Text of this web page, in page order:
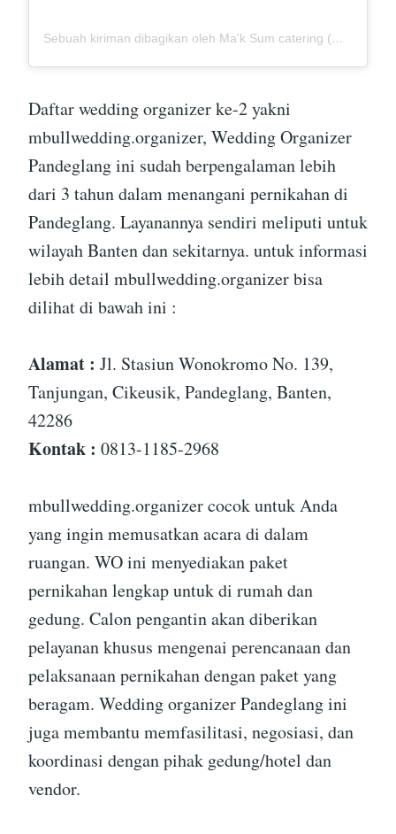
Sebuah kiriman dibagikan oleh Ma'k Sum catering (@mak_sumcatering)
Daftar wedding organizer ke-2 yakni
mbullwedding.organizer, Wedding Organizer
Pandeglang ini sudah berpengalaman lebih
dari 3 tahun dalam menangani pernikahan di
Pandeglang. Layanannya sendiri meliputi untuk
wilayah Banten dan sekitarnya. untuk informasi
lebih detail mbullwedding.organizer bisa
dilihat di bawah ini :
Alamat : Jl. Stasiun Wonokromo No. 139,
Tanjungan, Cikeusik, Pandeglang, Banten,
42286
Kontak : 0813-1185-2968
mbullwedding.organizer cocok untuk Anda
yang ingin memusatkan acara di dalam
ruangan. WO ini menyediakan paket
pernikahan lengkap untuk di rumah dan
gedung. Calon pengantin akan diberikan
pelayanan khusus mengenai perencanaan dan
pelaksanaan pernikahan dengan paket yang
beragam. Wedding organizer Pandeglang ini
juga membantu memfasilitasi, negosiasi, dan
koordinasi dengan pihak gedung/hotel dan
vendor.